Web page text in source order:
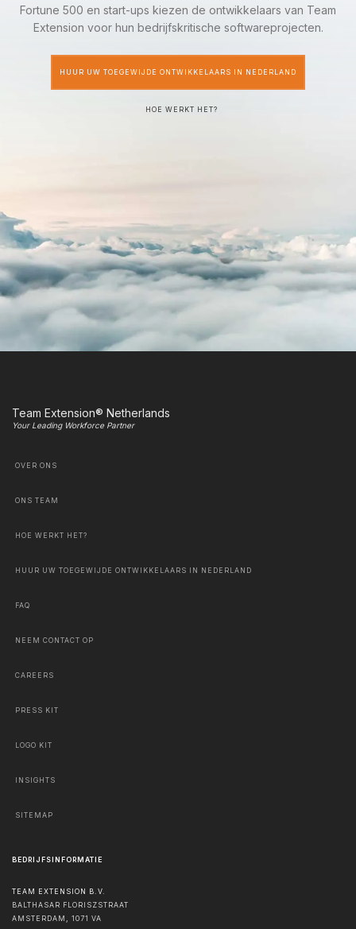
Fortune 500 en start-ups kiezen de ontwikkelaars van Team
Extension voor hun bedrijfskritische softwareprojecten.
HUUR UW TOEGEWIJDE ONTWIKKELAARS IN NEDERLAND
HOE WERKT HET?
Team Extension® Netherlands
Your Leading Workforce Partner
OVER ONS
ONS TEAM
HOE WERKT HET?
HUUR UW TOEGEWIJDE ONTWIKKELAARS IN NEDERLAND
FAQ
NEEM CONTACT OP
CAREERS
PRESS KIT
LOGO KIT
INSIGHTS
SITEMAP
BEDRIJFSINFORMATIE
TEAM EXTENSION B.V.
BALTHASAR FLORISZSTRAAT
AMSTERDAM
1071 VA